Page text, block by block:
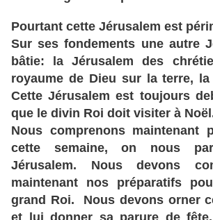
Pourtant cette Jérusalem est
Sur ses fondements une autre
bâtie: la Jérusalem des
royaume de Dieu sur la terre,
Cette Jérusalem est toujours
que le divin Roi doit visiter à
Nous comprenons maintenant
cette semaine, on nous
Jérusalem. Nous devons
maintenant nos préparatifs
grand Roi. Nous devons orner